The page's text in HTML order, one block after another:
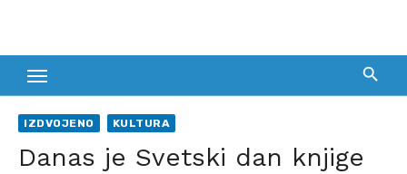
IZDVOJENO KULTURA
Danas je Svetski dan knjige